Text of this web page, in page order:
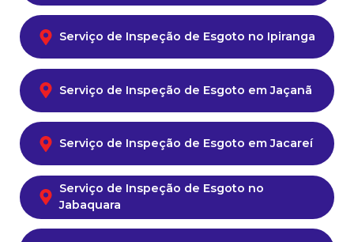
Serviço de Inspeção de Esgoto no Ipiranga
Serviço de Inspeção de Esgoto em Jaçanã
Serviço de Inspeção de Esgoto em Jacareí
Serviço de Inspeção de Esgoto no
Jabaquara